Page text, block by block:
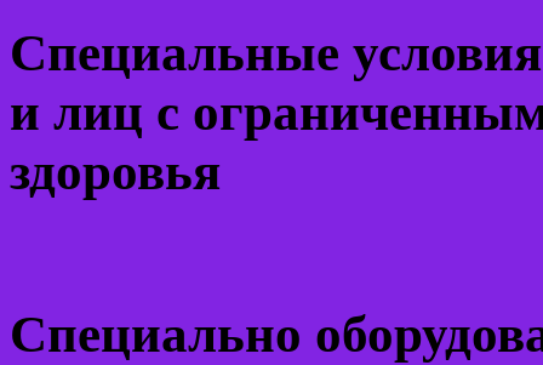
Специальные
и лиц с
здоровья
Специально